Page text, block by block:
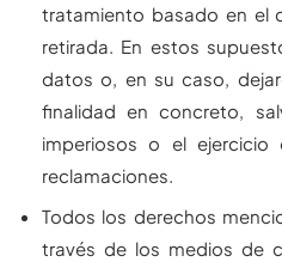
tratamiento basado en el
retirada. En estos
datos o, en su caso,
finalidad en concreto,
imperiosos o el
reclamaciones.
Todos los derechos
través de los medios de